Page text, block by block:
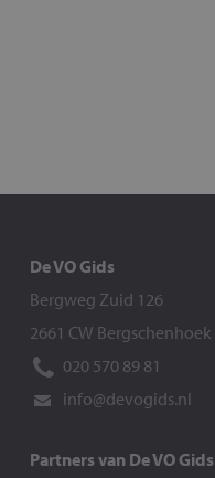
De VO Gids
Bergweg Zuid 126
2661 CW Bergschenhoek
020 570 89 81
info@devogids.nl
Partners van De VO Gids